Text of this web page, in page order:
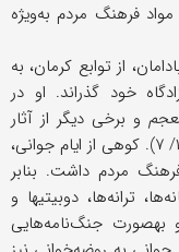
فرهنگ مردم به‌ویژه
روستای بادامان، از توابع کرمان، به
خود گذراند. او در
و برخی دیگر از آثار
... ، ۱/ ۷). کوهی از ایام جوانی،
مردم داشت. بنابر
ترانه‌ها، دوبیتیها و
اشعار محلی روستاهای کرمان را گردآورده، و به‎صورت جنگ‌نامه‌‌هایی